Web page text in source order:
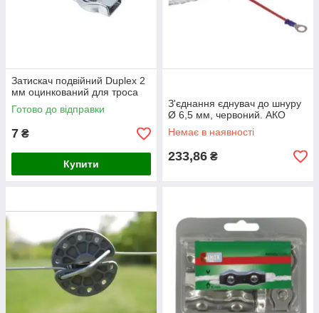
Затискач подвійний Duplex 2
мм оцинкований для троса
Готово до відправки
7 ₴
Купити
З'єднання єднувач до шнуру
Ø 6,5 мм, червоний. АКО
Немає в наявності
233,86 ₴